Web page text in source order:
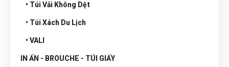
• Túi Vải Không Dệt
• Túi Xách Du Lịch
• VALI
IN ẤN - BROUCHE - TÚI GIẤY